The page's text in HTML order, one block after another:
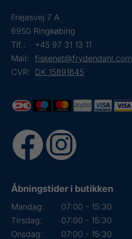
Frejasvej 7 A
6950 Ringkøbing
Tlf.:
+45 97 31 13 11
Mail:
fiskenet@frydendahl.com
CVR: DK 15891645
Åbningstider i butikken
Mandag:
07:00 - 15:30
Tirsdag:
07:00 - 15:30
Onsdag:
07:00 - 15:30